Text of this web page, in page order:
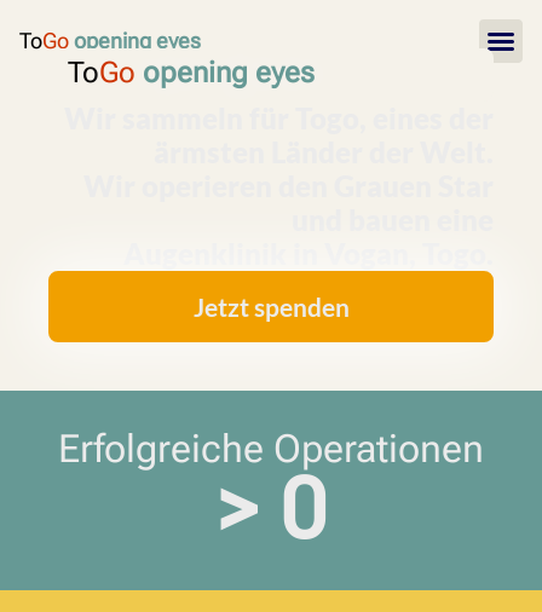
ToGoopening eyes
ToGo opening eyes
Jetzt spenden
Erfolgreiche Operationen
> 0